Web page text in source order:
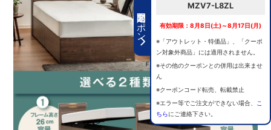
期間限定クーポン
MZV7-L8ZL
有効期限：8月8日(土)～8月17日(月)
※「アウトレット・特価品」、「クーポ
ン対象外商品」には適用されません。
※その他のクーポンとの併用は出来ませ
ん
※クーポンコード転売、転載禁止
※エラー等でご注文ができない場合、
こ
ちらにご連絡下さい。